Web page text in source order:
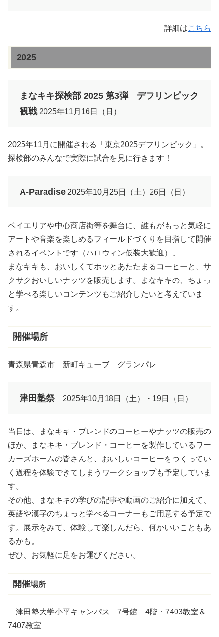
詳細はこちら
2025
まなキキ探検部 2025 第3弾 デフリンピック
観戦 2025年11月16日（日）
2025年11月に開催される「東京2025デフリンピック」。
探検部のみんなで実際に試合を見に行きます！
A-Paradise 2025年10月25日（土）26日（日）
ベイエリアや中心商店街等を舞台に、誰もがもっと気軽に
アートや音楽を楽しめるフィールドづくりを目指して開催
されるイベントです（ハロウィン仮装大歓迎）。
まなキキも、おいしくてホッとあたたまるコーヒーと、サ
クサクおいしいナッツを販売します。まなキキの、ちょっ
と学べる楽しいコンテンツもご紹介したいと考えていま
す。
開催場所
青森県青森市 新町キューブ グランパレ
津田塾祭 2025年10月18日（土）・19日（日）
当日は、まなキキ・ブレンドのコーヒーやナッツの販売の
ほか、まなキキ・ブレンド・コーヒーを製作しているワー
カーズホームの皆さんと、おいしいコーヒーをつくってい
く過程を体験できてしまうワークショップも予定していま
す。
その他、まなキキの学びの記事や動画のご紹介に加えて、
英語や漢字のちょっと学べるコーナーもご用意する予定で
す。展示をみて、体験して楽しんだら、何かいいこともあ
るかも。
ぜひ、お気軽に足をお運びください。
開催場所
津田塾大学小平キャンパス 7号館 4階・7403教室＆
7407教室